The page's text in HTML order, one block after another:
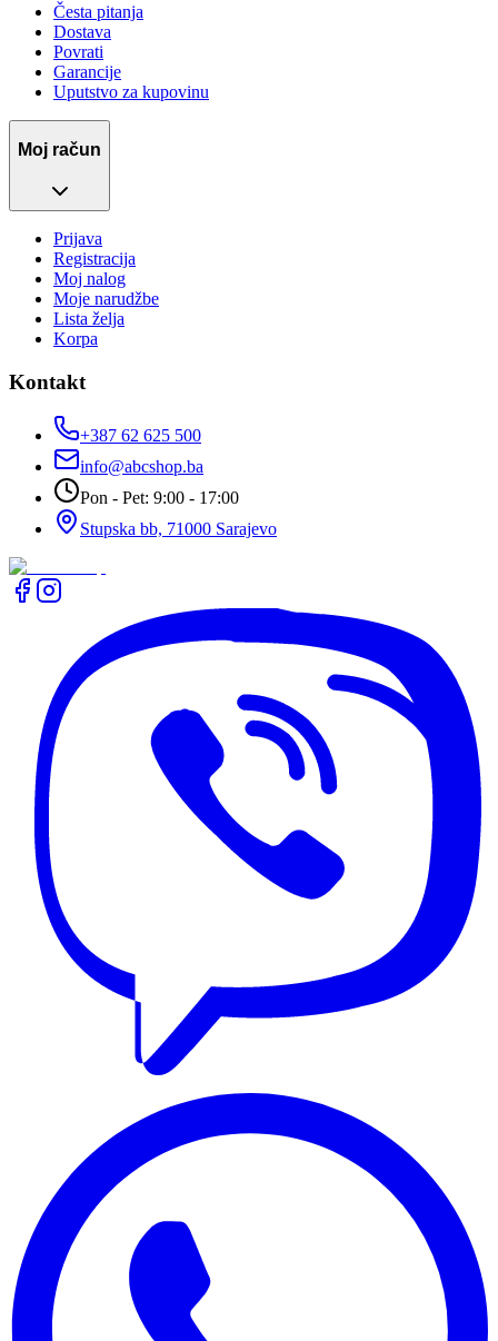
Česta pitanja
Dostava
Povrati
Garancije
Uputstvo za kupovinu
Moj račun
Prijava
Registracija
Moj nalog
Moje narudžbe
Lista želja
Korpa
Kontakt
+387 62 625 500
info@abcshop.ba
Pon - Pet: 9:00 - 17:00
Stupska bb, 71000 Sarajevo